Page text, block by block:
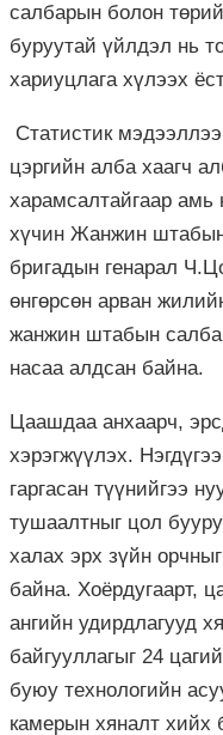
салбарын болон
буруутай үйлдэл нь
хариуцлага хүлээх
Статистик
цэргийн алба хаагч
харамсалтайгаар амь
хүчин Жанжин штабын
бригадын генарал
өнгөрсөн арван
жанжин штабын
насаа алдсан байна.
Цаашдаа анхаарч,
хэрэгжүүлэх.
гаргасан түүнийгээ
тушаалтныг цол
халах эрх зүйн
байна. Хоёрдугаарт,
ангийн удирдлагууд
байгууллагыг 24
буюу технологийн
камерын хяналт хийх